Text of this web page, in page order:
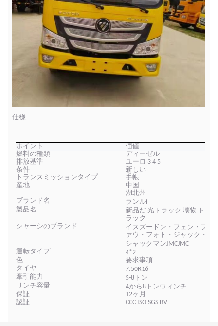
仕様
ポイント
価値
燃料の種類
ディーゼル
排放基準
ユーロ 3 4 5
条件
新しい
トランスミッションタイプ
手帳
産地
中国
湖北州
ブランド名
ランルi
製品名
新品だ 光 トラック 壊物 ト
ラック
シャーシのブランド
イスズー ドン・フェン・フ
ァウ・フォト・ジャック・
シャックマンJMCJMC
運転タイプ
4*2
色
要求事項
タイヤ
7.50R16
牽引能力
5-8 トン
リンチ容量
4から8 トンウィンチ
保証
12ヶ月
認証
CCC ISO SGS BV